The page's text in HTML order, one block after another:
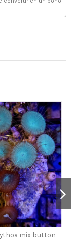
mix button